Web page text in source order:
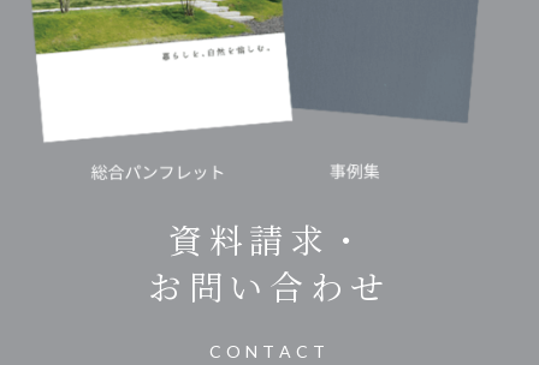
資料請求・
お問い合わせ
CONTACT